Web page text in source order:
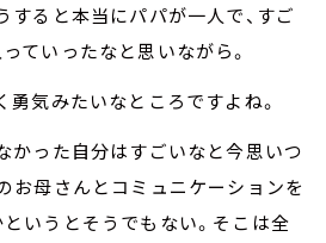
すると本当にパパが一人で、すご
ていったなと思いながら。
勇気みたいなところですよね。
かった自分はすごいなと今思いつ
お母さんとコミュニケーションを
いうとそうでもない。そこは全